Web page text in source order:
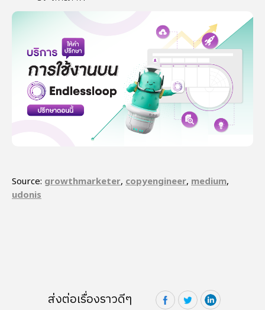
Source: growthmarketer, copyengineer, medium,
udonis
ส่งต่อเรื่องราวดีๆ